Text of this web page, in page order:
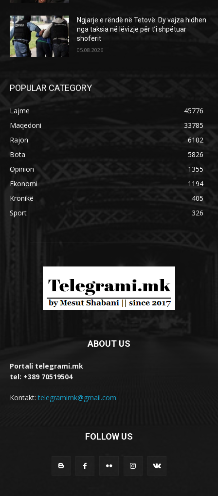
Ngjarje e rëndë në Tetovë: Dy vajza hidhen
nga taksia në lëvizje për t’i shpëtuar
shoferit
05.08.2026
POPULAR CATEGORY
Lajme
45776
Maqedoni
33785
Rajon
6102
Bota
5826
Opinion
1355
Ekonomi
1194
Kronikë
405
Sport
326
ABOUT US
Portali telegrami.mk
tel: +389 70519504
Kontakt:telegramimk@gmail.com
FOLLOW US